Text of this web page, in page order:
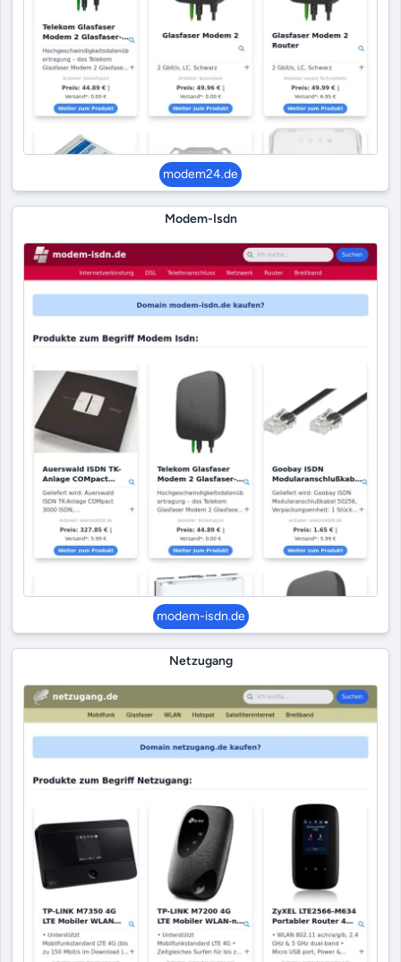
modem24.de
Modem-Isdn
modem-isdn.de
Netzugang